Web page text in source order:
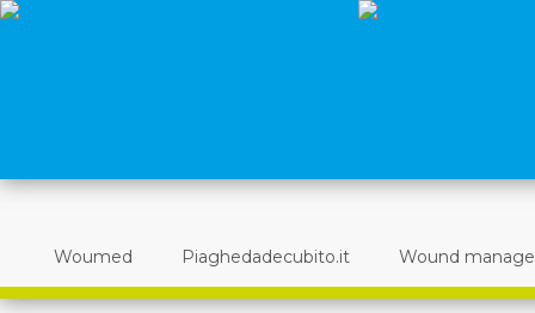
Woumed Piaghedadecubito.it Wound